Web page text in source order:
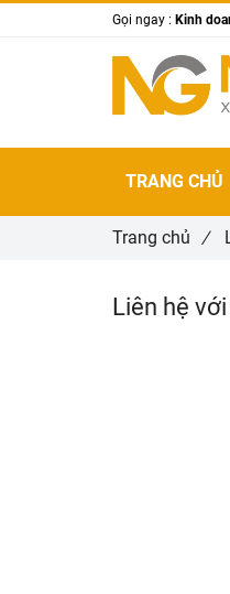
Liên hệ
Trang chủ /
Gọi ngay : Kinh
TRANG CHỦ